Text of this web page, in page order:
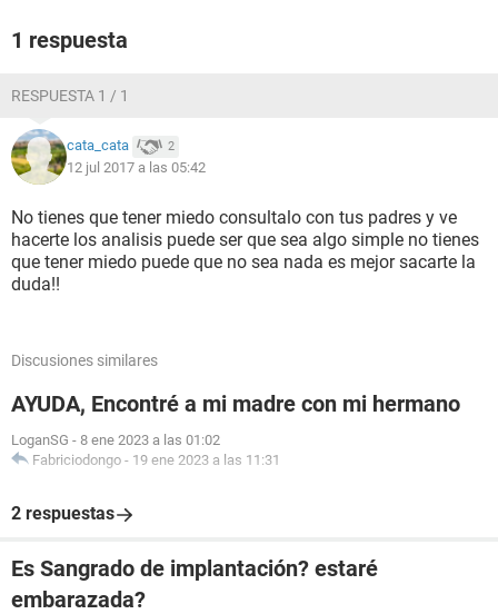
1 respuesta
RESPUESTA 1 / 1
cata_cata 2
12 jul 2017 a las 05:42
No tienes que tener miedo consultalo con tus padres y ve
hacerte los analisis puede ser que sea algo simple no tienes
que tener miedo puede que no sea nada es mejor sacarte la
duda!!
Discusiones similares
AYUDA, Encontré a mi madre con mi hermano
LoganSG - 8 ene 2023 a las 01:02
Fabriciodongo - 19 ene 2023 a las 11:31
2 respuestas
Es Sangrado de implantación? estaré
embarazada?